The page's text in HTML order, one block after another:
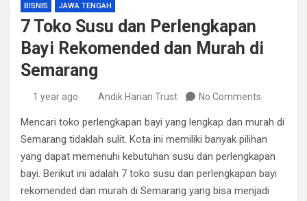
BISNIS JAWA TENGAH
7 Toko Susu dan Perlengkapan
Bayi Rekomended dan Murah di
Semarang
1 year ago Andik Harian Trust No Comments
Mencari toko perlengkapan bayi yang lengkap dan murah di
Semarang tidaklah sulit. Kota ini memiliki banyak pilihan
yang dapat memenuhi kebutuhan susu dan perlengkapan
bayi. Berikut ini adalah 7 toko susu dan perlengkapan bayi
rekomended dan murah di Semarang yang bisa menjadi